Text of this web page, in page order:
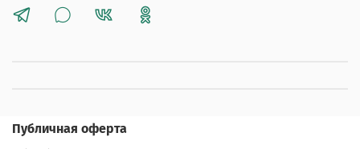
Публичная оферта